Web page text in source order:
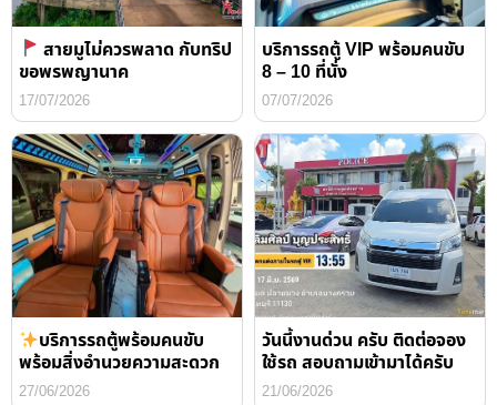
สายมูไม่ควรพลาด กับทริป
ขอพรพญานาค
17/07/2026
บริการรถตู้ VIP พร้อมคนขับ
8 – 10 ที่นั่ง
07/07/2026
บริการรถตู้พร้อมคนขับ
พร้อมสิ่งอำนวยความสะดวก
27/06/2026
วันนี้งานด่วน ครับ ติดต่อจอง
ใช้รถ สอบถามเข้ามาได้ครับ
21/06/2026